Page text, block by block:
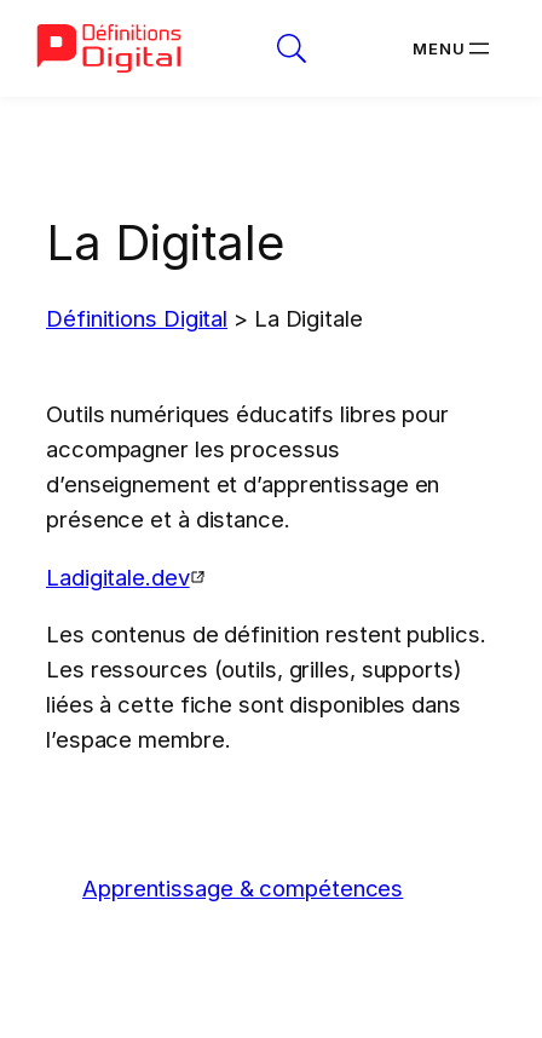
La Digitale
Définitions Digital > La Digitale
Outils numériques éducatifs libres pour
accompagner les processus
d’enseignement et d’apprentissage en
présence et à distance.
Ladigitale.dev
Les contenus de définition restent publics.
Les ressources (outils, grilles, supports)
liées à cette fiche sont disponibles dans
l’espace membre.
Apprentissage & compétences